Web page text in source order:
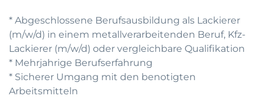
* Abgeschlossene Berufsausbildung als Lackierer
(m/w/d) in einem metallverarbeitenden Beruf, Kfz-
Lackierer (m/w/d) oder vergleichbare Qualifikation
* Mehrjahrige Berufserfahrung
* Sicherer Umgang mit den benotigten
Arbeitsmitteln